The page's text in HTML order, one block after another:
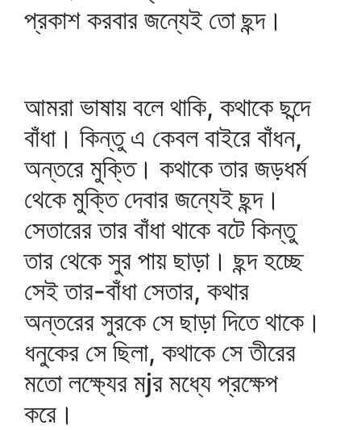
প্রকাশ করবার জন্যেই তো ছন্দ।
আমরা ভাষায় বলে থাকি, কথাকে ছন্দে
বাঁধা। কিন্তু এ কেবল বাইরে বাঁধন,
অন্তরে মুক্তি। কথাকে তার জড়ধর্ম
থেকে মুক্তি দেবার জন্যেই ছন্দ।
সেতারের তার বাঁধা থাকে বটে কিন্তু
তার থেকে সুর পায় ছাড়া। ছন্দ হচ্ছে
সেই তার-বাঁধা সেতার, কথার
অন্তরের সুরকে সে ছাড়া দিতে থাকে।
ধনুকের সে ছিলা, কথাকে সে তীরের
মতো লক্ষ্যের মjর মধ্যে প্রক্ষেপ
করে।